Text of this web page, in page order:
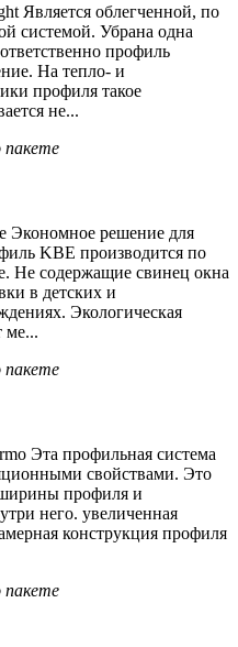
Является облегченной, по
системой. Убрана одна
профиль
На тепло- и
профиля такое
не...
пакете
Экономное решение для
KBE производится по
Не содержащие свинец окна
в детских и
Экологическая
ме...
пакете
Эта профильная система
свойствами. Это
ширины профиля и
него. увеличенная
конструкция профиля
пакете